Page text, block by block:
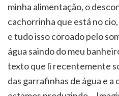
minha alimentação, o
cachorrinha que está no
e tudo isso coroado pelo
água saindo do meu
texto que li recentemente
das garrafinhas de água e a